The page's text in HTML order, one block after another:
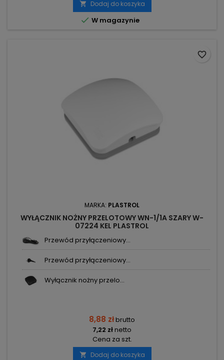
 Dodaj do koszyka
 W magazynie
MARKA: PLASTROL
WYŁĄCZNIK NOŻNY PRZELOTOWY WN-1/1A SZARY W-
07224 KEL PLASTROL
Przewód przyłączeniowy...
Przewód przyłączeniowy...
Wyłącznik nożny przelo...
8,88 złbrutto
7,22 złnetto
Cena za szt.
 Dodaj do koszyka
favorite_border